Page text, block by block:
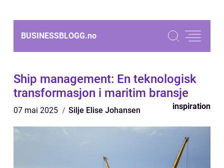
BUSINESSBLOGG.no
Ship management: En teknologisk
transformasjon i maritim bransje
07 mai 2025 Silje Elise Johansen inspiration